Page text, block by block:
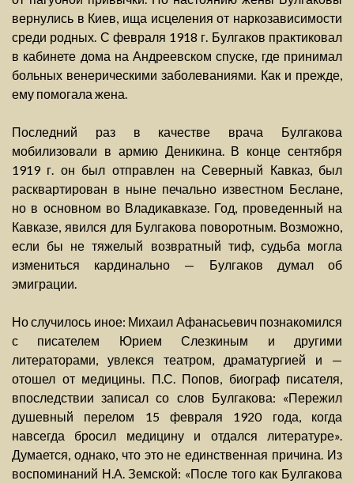
вернулись в Киев, ища исцеления от наркозависимости
среди родных. С февраля 1918 г. Булгаков практиковал
в кабинете дома на Андреевском спуске, где принимал
больных венерическими заболеваниями. Как и прежде,
ему помогала жена.
Последний раз в качестве врача Булгакова
мобилизовали в армию Деникина. В конце сентября
1919 г. он был отправлен на Северный Кавказ, был
расквартирован в ныне печально известном Беслане,
но в основном во Владикавказе. Год, проведенный на
Кавказе, явился для Булгакова поворотным. Возможно,
если бы не тяжелый возвратный тиф, судьба могла
измениться кардинально — Булгаков думал об
эмиграции.
Но случилось иное: Михаил Афанасьевич познакомился
с писателем Юрием Слезкиным и другими
литераторами, увлекся театром, драматургией и —
отошел от медицины. П.С. Попов, биограф писателя,
впоследствии записал со слов Булгакова: «Пережил
душевный перелом 15 февраля 1920 года, когда
навсегда бросил медицину и отдался литературе».
Думается, однако, что это не единственная причина. Из
воспоминаний Н.А. Земской: «После того как Булгакова